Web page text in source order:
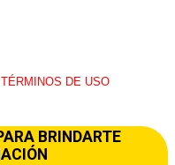
TÉRMINOS DE USO